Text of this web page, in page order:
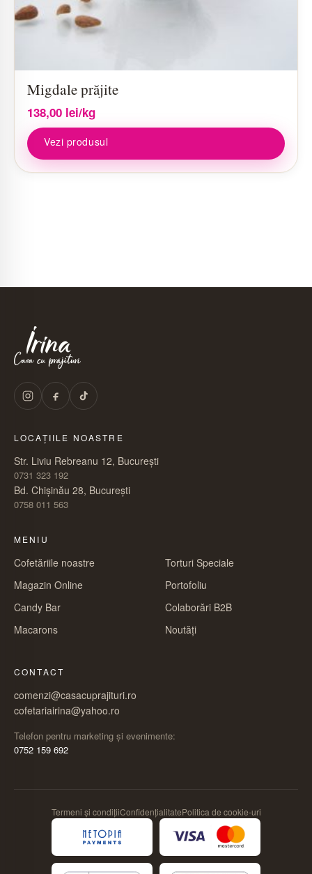
Migdale prăjite
138,00 lei/kg
Vezi produsul
LOCAȚIILE NOASTRE
Str. Liviu Rebreanu 12, București
0731 323 192
Bd. Chișinău 28, București
0758 011 563
MENIU
Cofetăriile noastre
Magazin Online
Candy Bar
Macarons
Torturi Speciale
Portofoliu
Colaborări B2B
Noutăți
CONTACT
comenzi@casacuprajituri.ro
cofetariairina@yahoo.ro
Telefon pentru marketing și evenimente:
0752 159 692
Termeni și condițiiConfidențialitatePolitica de cookie-uri